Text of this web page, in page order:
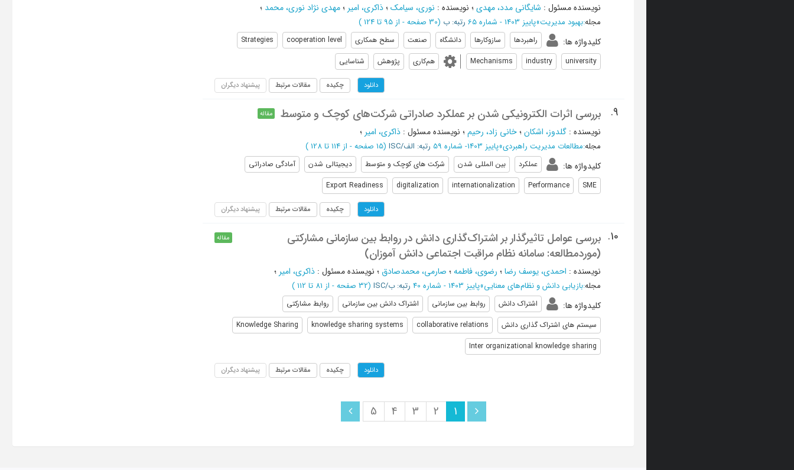
نویسنده مسئول : شایگانی مدد، مهدی؛ نویسنده : نوری، سیامک؛ذاکری، امیر ؛مهدی نژاد نوری، محمد ؛
مجله:بهبود مدیریت»پاییز 1403 - شماره 65 رتبه: ب (‎30 صفحه - از 95 تا 124 )
کلیدواژه ها: راهبردها سازوکارها دانشگاه صنعت سطح همکاری cooperation level
Strategies
university
industry
Mechanisms هم‌کاری پژوهش شناسایی
دانلود چکیده مقالات مرتبط پیشنهاد دیگران
9. بررسی اثرات الکترونیکی ‌شدن بر عملکرد صادراتی شرکت‌های کوچک ‌و متوسط مقاله
نویسنده : گلدوز، اشکان؛خانی زاد، رحیم؛ نویسنده مسئول : ذاکری، امیر ؛
مجله:مطالعات مدیریت راهبردی»پاییز 1403- شماره 59 رتبه: الف/ISC (‎15 صفحه - از 114 تا 128 )
کلیدواژه ها: عملکرد بین المللی شدن شرکت های کوچک و متوسط دیجیتالی شدن
آمادگی صادراتی
SME
Performance
internationalization
digitalization
Export Readiness
دانلود چکیده مقالات مرتبط پیشنهاد دیگران
10.
بررسی عوامل تاثیرگذار بر اشتراک‌گذاری دانش در روابط بین سازمانی مشارکتی
(موردمطالعه: سامانه نظام مراقبت اجتماعی دانش آموزان)
مقاله
نویسنده : احمدی، یوسف رضا؛ رضوی، فاطمه؛ صارمی، محمدصادق ؛ نویسنده مسئول : ذاکری، امیر ؛
مجله:بازیابی دانش و نظام‌‌های معنایی»پاییز 1403 - شماره 40 رتبه: ب/ISC (‎32 صفحه - از 81 تا 112 )
کلیدواژه ها: اشتراک دانش روابط بین سازمانی اشتراک دانش بین سازمانی
روابط مشارکتی
سیستم های اشتراک گذاری دانش
collaborative relations
knowledge sharing systems
Knowledge Sharing
Inter organizational knowledge sharing
دانلود چکیده مقالات مرتبط پیشنهاد دیگران
1
2
3
4
5